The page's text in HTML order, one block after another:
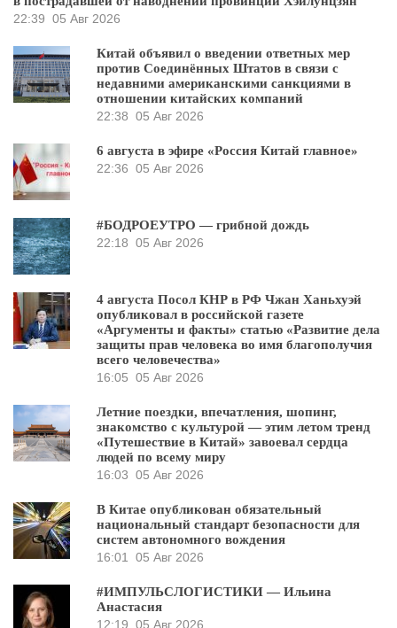
22:39 05 Авг 2026
Китай объявил о введении ответных мер
против Соединённых Штатов в связи с
недавними американскими санкциями в
отношении китайских компаний
22:38 05 Авг 2026
6 августа в эфире «Россия Китай главное»
22:36 05 Авг 2026
#БОДРОЕУТРО — грибной дождь
22:18 05 Авг 2026
4 августа Посол КНР в РФ Чжан Ханьхуэй
опубликовал в российской газете
«Аргументы и факты» статью «Развитие дела
защиты прав человека во имя благополучия
всего человечества»
16:05 05 Авг 2026
Летние поездки, впечатления, шопинг,
знакомство с культурой — этим летом тренд
«Путешествие в Китай» завоевал сердца
людей по всему миру
16:03 05 Авг 2026
В Китае опубликован обязательный
национальный стандарт безопасности для
систем автономного вождения
16:01 05 Авг 2026
#ИМПУЛЬСЛОГИСТИКИ — Ильина
Анастасия
12:19 05 Авг 2026